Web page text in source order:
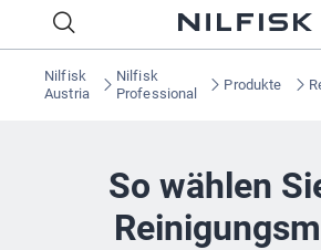
Nilfisk
Austria
Nilfisk
Professional
Produkte
So wählen